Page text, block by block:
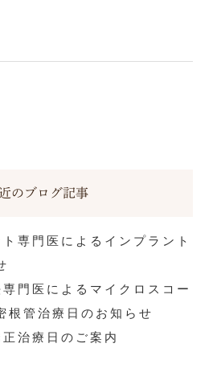
のブログ記事
専門医によるインプラント
門医によるマイクロスコー
根管治療日のお知らせ
治療日のご案内